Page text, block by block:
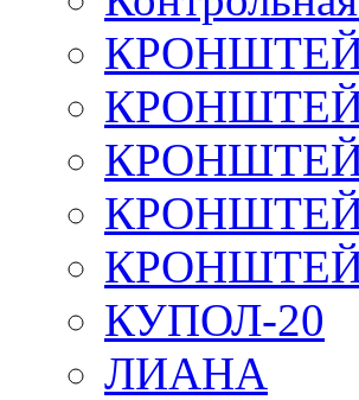
КУПОЛ-20
ЛИАНА